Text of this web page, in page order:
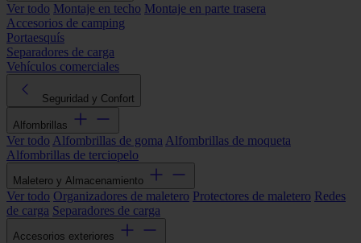
Ver todo Montaje en techo Montaje en parte trasera
Accesorios de camping
Portaesquís
Separadores de carga
Vehículos comerciales
Seguridad y Confort
Alfombrillas
Ver todo Alfombrillas de goma Alfombrillas de moqueta
Alfombrillas de terciopelo
Maletero y Almacenamiento
Ver todo Organizadores de maletero Protectores de maletero Redes
de carga Separadores de carga
Accesorios exteriores